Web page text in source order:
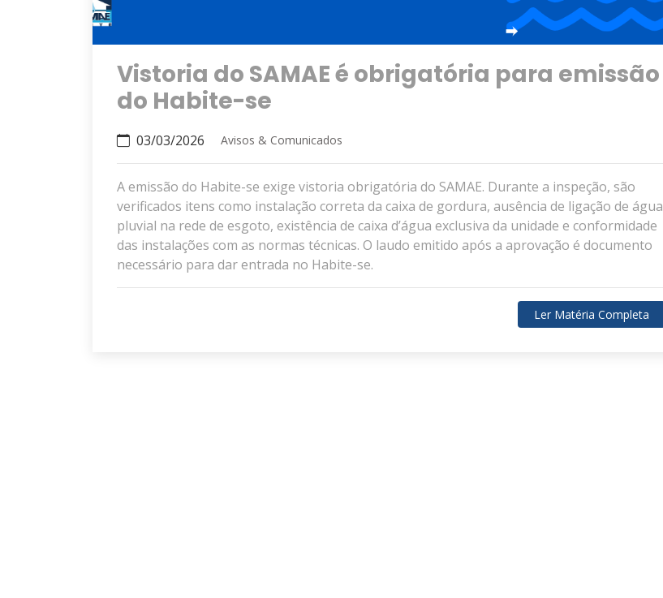
Vistoria do SAMAE é obrigatória para emissão
do Habite-se
03/03/2026 Avisos & Comunicados
A emissão do Habite-se exige vistoria obrigatória do SAMAE. Durante a inspeção, são
verificados itens como instalação correta da caixa de gordura, ausência de ligação de água
pluvial na rede de esgoto, existência de caixa d’água exclusiva da unidade e conformidade
das instalações com as normas técnicas. O laudo emitido após a aprovação é documento
necessário para dar entrada no Habite-se.
Ler Matéria Completa